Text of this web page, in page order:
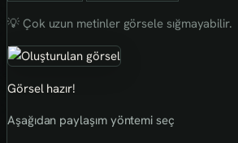
💡 Çok uzun metinler görsele sığmayabilir.
Görsel hazır!
Aşağıdan paylaşım yöntemi seç